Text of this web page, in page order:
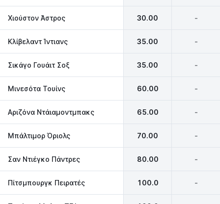
Χιούστον Άστρος 30.00 -
Κλίβελαντ Ίντιανς 35.00 -
Σικάγο Γουάιτ Σοξ 35.00 -
Μινεσότα Τουίνς 60.00 -
Αριζόνα Ντάιαμοντμπακς 65.00 -
Μπάλτιμορ Όριολς 70.00 -
Σαν Ντιέγκο Πάντρες 80.00 -
Πίτσμπουργκ Πειρατές 100.0 -